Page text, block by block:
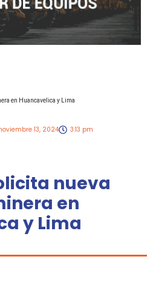
en Huancavelica y Lima
13, 2024 3:13 pm
nueva
en
y Lima